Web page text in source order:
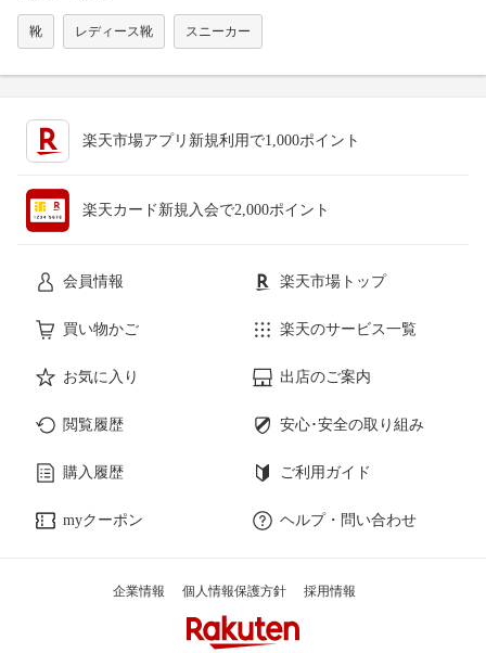
靴 レディース靴 スニーカー
楽天市場アプリ新規利用で1,000ポイント
楽天カード新規入会で2,000ポイント
会員情報 楽天市場トップ
買い物かご 楽天のサービス一覧
お気に入り 出店のご案内
閲覧履歴 安心･安全の取り組み
購入履歴 ご利用ガイド
myクーポン ヘルプ・問い合わせ
企業情報 個人情報保護方針 採用情報